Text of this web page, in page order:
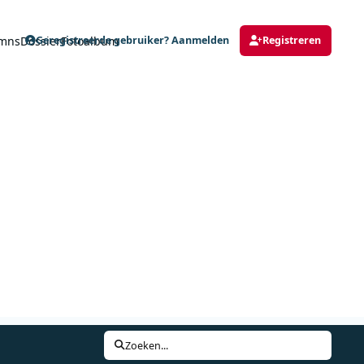
DossierFotoalbum
Geregistreerde gebruiker? Aanmelden Registreren
Zoeken...